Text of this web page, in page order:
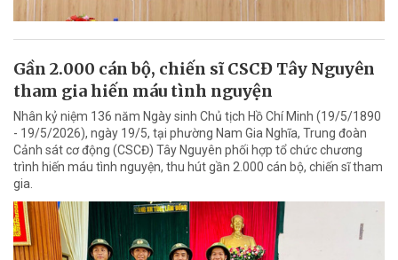
Gần 2.000 cán bộ, chiến sĩ CSCĐ Tây Nguyên
tham gia hiến máu tình nguyện
Nhân kỷ niệm 136 năm Ngày sinh Chủ tịch Hồ Chí Minh (19/5/1890
- 19/5/2026), ngày 19/5, tại phường Nam Gia Nghĩa, Trung đoàn
Cảnh sát cơ động (CSCĐ) Tây Nguyên phối hợp tổ chức chương
trình hiến máu tình nguyện, thu hút gần 2.000 cán bộ, chiến sĩ tham
gia.